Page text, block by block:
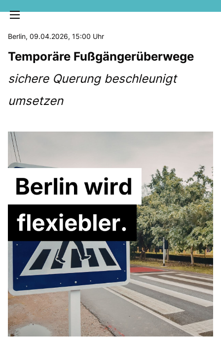
Berlin, 09.04.2026, 15:00 Uhr
Temporäre Fußgängerüberwege
sichere Querung beschleunigt
umsetzen